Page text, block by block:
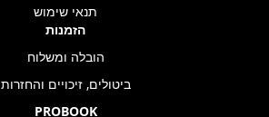
תנאי שימוש
הזמנות
הובלה ומשלוח
ביטולים, זיכויים והחזרות
PROBOOK